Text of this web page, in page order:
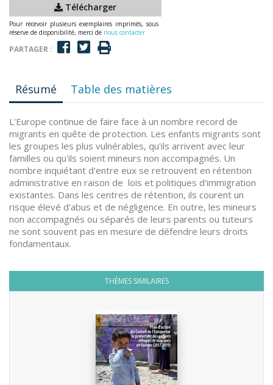
Télécharger
Pour recevoir plusieurs exemplaires imprimés, sous
réserve de disponibilité, merci de nous contacter
PARTAGER :
Résumé Table des matières
L'Europe continue de faire face à un nombre record de
migrants en quête de protection. Les enfants migrants sont
les groupes les plus vulnérables, qu'ils arrivent avec leur
familles ou qu'ils soient mineurs non accompagnés. Un
nombre inquiétant d'entre eux se retrouvent en rétention
administrative en raison de lois et politiques d'immigration
existantes. Dans les centres de rétention, ils courent un
risque élevé d'abus et de négligence. En outre, les mineurs
non accompagnés ou séparés de leurs parents ou tuteurs
ne sont souvent pas en mesure de défendre leurs droits
fondamentaux.
THÈMES SIMILAIRES